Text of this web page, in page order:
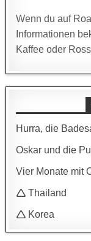
Wenn du auf
Informationen
Kaffee oder
Hurra, die
Oskar und die
Vier Monate mit
🛆 Thailand
🛆 Korea